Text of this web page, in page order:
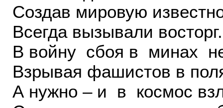
Создав мировую
Всегда вызывали восторг.
В войну сбоя в минах
Взрывая фашистов в
А нужно – и в космос